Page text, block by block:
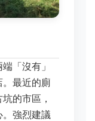
「沒有」
最近的廁
的市區，
強烈建議